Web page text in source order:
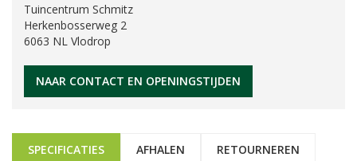
Tuincentrum Schmitz
Herkenbosserweg 2
6063 NL Vlodrop
NAAR CONTACT EN OPENINGSTIJDEN
SPECIFICATIES AFHALEN RETOURNEREN